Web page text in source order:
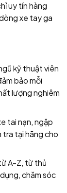
uy tín hàng
xe tay ga
kỹ thuật viên
bảo mỗi
lượng nghiêm
tai nạn, ngập
tra tại hãng cho
A-Z, từ thủ
chăm sóc